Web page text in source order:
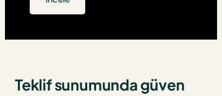
Teklif sunumunda güven